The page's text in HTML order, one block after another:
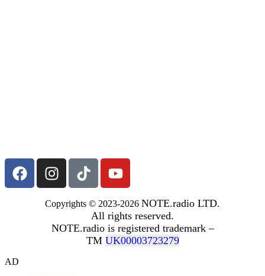
Copyrights © 2023-2026 NOTE.radio LTD.
All rights reserved.
NOTE.radio is registered trademark –
TM UK00003723279
AD